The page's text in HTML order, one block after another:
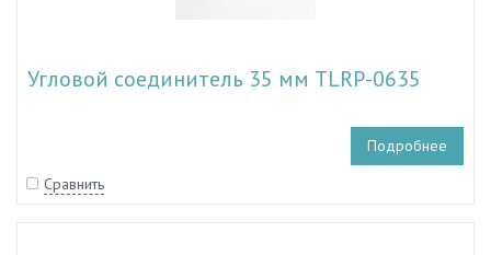
Угловой соединитель 35 мм TLRP-0635
Подробнее
Сравнить